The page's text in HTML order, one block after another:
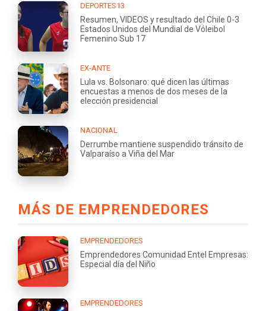
DEPORTES13
Resumen, VIDEOS y resultado del Chile 0-3
Estados Unidos del Mundial de Vóleibol
Femenino Sub 17
EX-ANTE
Lula vs. Bolsonaro: qué dicen las últimas
encuestas a menos de dos meses de la
elección presidencial
NACIONAL
Derrumbe mantiene suspendido tránsito de
Valparaíso a Viña del Mar
MÁS DE EMPRENDEDORES
EMPRENDEDORES
Emprendedores Comunidad Entel Empresas:
Especial día del Niño
EMPRENDEDORES